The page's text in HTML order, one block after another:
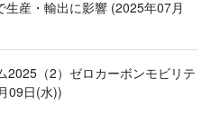
生産・輸出に影響 (2025年07月
2025（2）ゼロカーボンモビリテ
09日(水))